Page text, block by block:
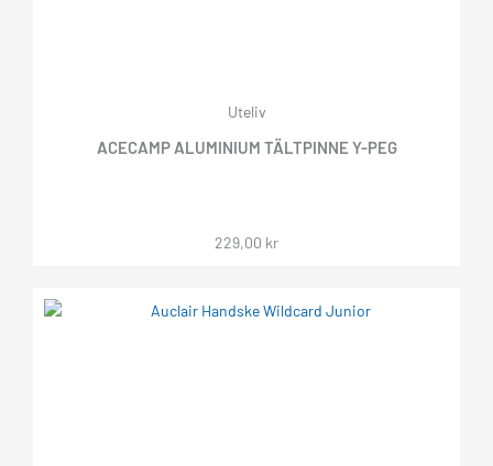
Uteliv
ACECAMP ALUMINIUM TÄLTPINNE Y-PEG
229,00 kr